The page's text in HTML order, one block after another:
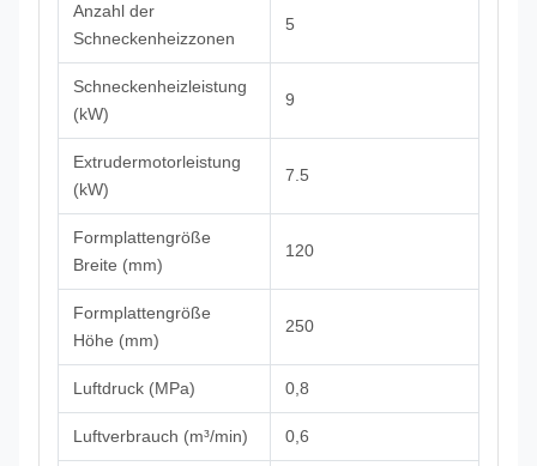
Anzahl der
Schneckenheizzonen
5
Schneckenheizleistung
(kW)
9
Extrudermotorleistung
(kW)
7.5
Formplattengröße
Breite (mm)
120
Formplattengröße
Höhe (mm)
250
Luftdruck (MPa) 0,8
Luftverbrauch (m³/min) 0,6